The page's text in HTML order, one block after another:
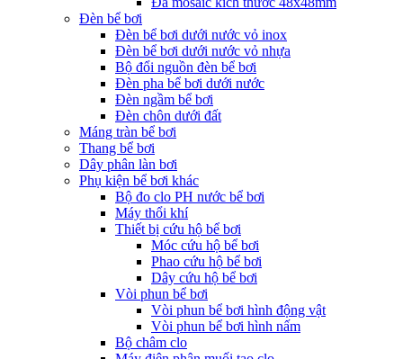
Đèn bể bơi
Đèn bể bơi dưới nước vỏ inox
Đèn bể bơi dưới nước vỏ nhựa
Bộ đổi nguồn đèn bể bơi
Đèn pha bể bơi dưới nước
Đèn ngầm bể bơi
Đèn chôn dưới đất
Máng tràn bể bơi
Thang bể bơi
Dây phân làn bơi
Phụ kiện bể bơi khác
Bộ đo clo PH nước bể bơi
Máy thổi khí
Thiết bị cứu hộ bể bơi
Móc cứu hộ bể bơi
Phao cứu hộ bể bơi
Dây cứu hộ bể bơi
Vòi phun bể bơi
Vòi phun bể bơi hình động vật
Vòi phun bể bơi hình nấm
Bộ châm clo